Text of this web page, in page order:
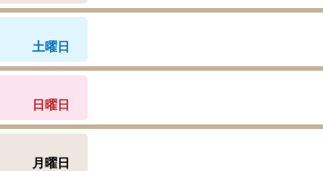
土曜日
日曜日
月曜日